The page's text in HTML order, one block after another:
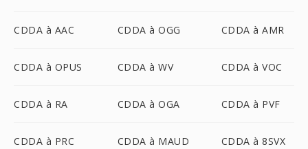
CDDA à AAC CDDA à OGG CDDA à AMR
CDDA à OPUS CDDA à WV CDDA à VOC
CDDA à RA CDDA à OGA CDDA à PVF
CDDA à PRC CDDA à MAUD CDDA à 8SVX